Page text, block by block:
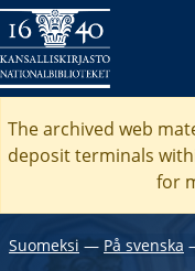
The archived web
deposit terminals
for
Suomeksi ― På svenska